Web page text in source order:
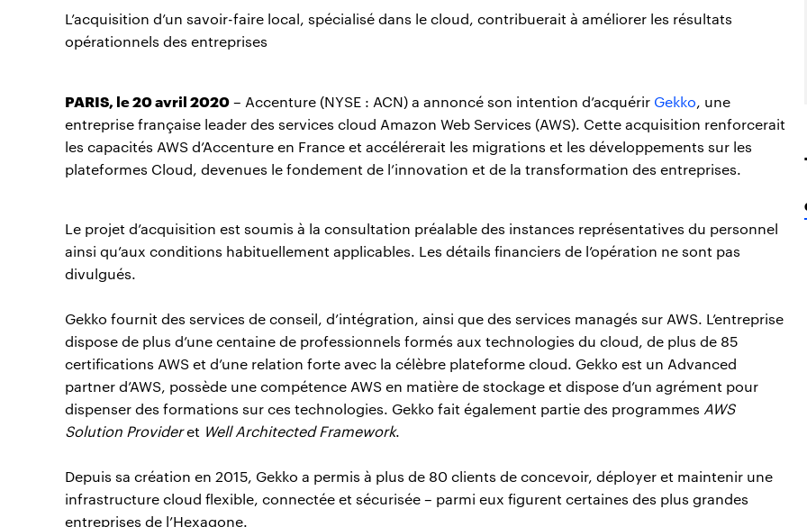
L’acquisition d’un savoir-faire local, spécialisé dans le cloud, contribuerait à améliorer les résultats
opérationnels des entreprises
PARIS, le 20 avril 2020– Accenture (NYSE : ACN) a annoncé son intention d’acquérir Gekko, une
entreprise française leader des services cloud Amazon Web Services (AWS). Cette acquisition renforcerait
les capacités AWS d’Accenture en France et accélérerait les migrations et les développements sur les
plateformes Cloud, devenues le fondement de l’innovation et de la transformation des entreprises.
Le projet d’acquisition est soumis à la consultation préalable des instances représentatives du personnel
ainsi qu’aux conditions habituellement applicables. Les détails financiers de l’opération ne sont pas
divulgués.
Gekko fournit des services de conseil, d’intégration, ainsi que des services managés sur AWS. L’entreprise
dispose de plus d’une centaine de professionnels formés aux technologies du cloud, de plus de 85
certifications AWS et d’une relation forte avec la célèbre plateforme cloud. Gekko est un Advanced
partner d’AWS, possède une compétence AWS en matière de stockage et dispose d’un agrément pour
dispenser des formations sur ces technologies. Gekko fait également partie des programmes AWS
Solution Provideret Well Architected Framework.
Depuis sa création en 2015, Gekko a permis à plus de 80 clients de concevoir, déployer et maintenir une
infrastructure cloud flexible, connectée et sécurisée – parmi eux figurent certaines des plus grandes
entreprises de l’Hexagone.